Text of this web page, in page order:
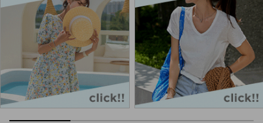
NKA52-AI-1/모던 라인 포인트 반지
_HJ
7,900